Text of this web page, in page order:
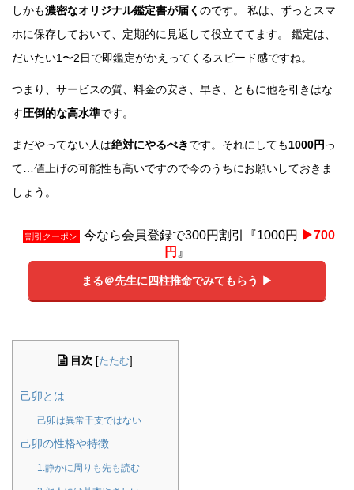
しかも濃密なオリジナル鑑定書が届く のです。 私は、ずっとスマ
ホに保存しておいて、定期的に見返して役立ててます。 鑑定は、
だいたい1〜2日で即鑑定がかえってくるスピード感ですね。
つまり、サービスの質、料金の安さ、早さ、ともに他を引きはな
す圧倒的な高水準です。
まだやってない人は絶対にやるべきです。それにしても1000円っ
て…値上げの可能性も高いですので今のうちにお願いしておきま
しょう。
割引クーポン 今なら会員登録で300円割引『1000円 ▶︎700
円 』
まる＠先生に四柱推命でみてもらう ▶︎
目次 [たたむ]
己卯とは
己卯は異常干支ではない
己卯の性格や特徴
1.静かに周りも先も読む